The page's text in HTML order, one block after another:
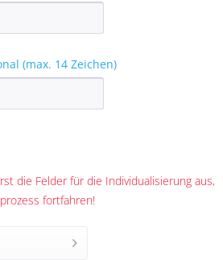
(max. 14 Zeichen)
die Felder für die Individualisierung aus,
fortfahren!